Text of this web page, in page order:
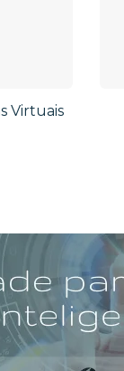
Virtuais